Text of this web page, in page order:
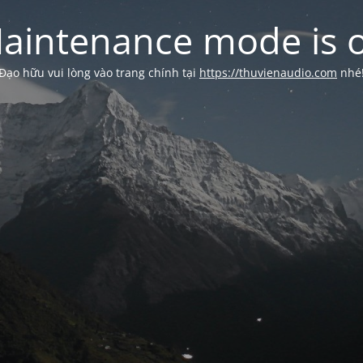
mode is
hữu vui lòng vào trang chính tại https://thuvienaudio.com